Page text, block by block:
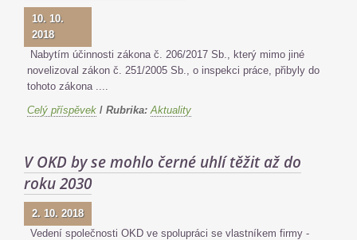
10. 10.
2018
Nabytím účinnosti zákona č. 206/2017 Sb., který mimo jiné
novelizoval zákon č. 251/2005 Sb., o inspekci práce, přibyly do
tohoto zákona ....
Celý příspěvek / Rubrika: Aktuality
V OKD by se mohlo černé uhlí těžit až do
roku 2030
2. 10. 2018
Vedení společnosti OKD ve spolupráci se vlastníkem firmy -